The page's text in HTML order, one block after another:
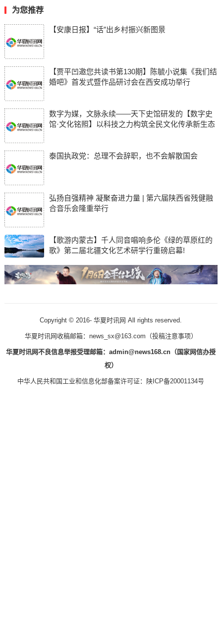
为您推荐
【安康日报】“话”出乡村振兴新图景
【贾平凹邀您共读书第130期】陈毓小说集《我们结
婚吧》首发式暨作品研讨会在西安成功举行
数字为媒，文脉永续——天下史馆研发的【数字史
馆·文化铭照】以科技之力构筑全民文化传承新生态
泰国执政党：总理不会辞职，也不会解散国会
弘扬自强精神 凝聚奋进力量 | 第六届陕西省残健融
合音乐会隆重举行
【歌游内蒙古】千人同音唱响多伦《绿的草原红的
歌》第二届北疆文化艺术研学行重磅启幕!
Copyright © 2016- 华夏时讯网 All rights reserved.
华夏时讯网收稿邮箱：news_sx@163.com（投稿注意事项）
华夏时讯网不良信息举报受理邮箱：admin@news168.cn（国家网信办授
权）
中华人民共和国工业和信息化部备案许可证： 陕ICP备20001134号